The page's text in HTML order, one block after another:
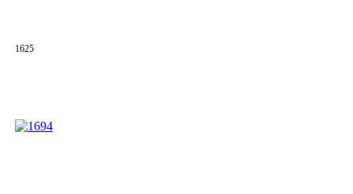
1625